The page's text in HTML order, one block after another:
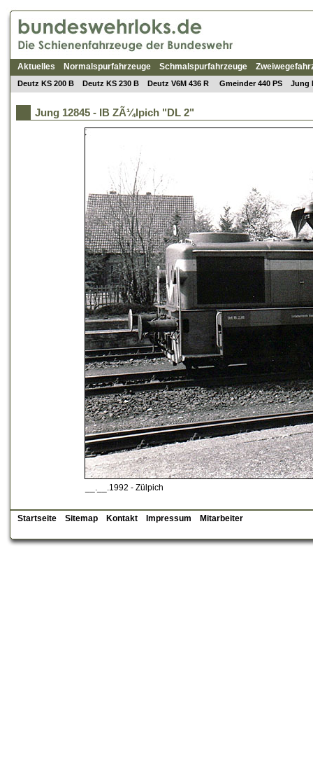
Aktuelles Normalspurfahrzeuge Schmalspurfahrzeuge
Deutz KS 200 B Deutz KS 230 B Deutz V6M 436 R Gmeinder 440 PS Jung
Jung 12845 - IB ZÃ¼lpich "DL 2"
__.__.1992 - Zülpich
Startseite Sitemap Kontakt Impressum Mitarbeiter